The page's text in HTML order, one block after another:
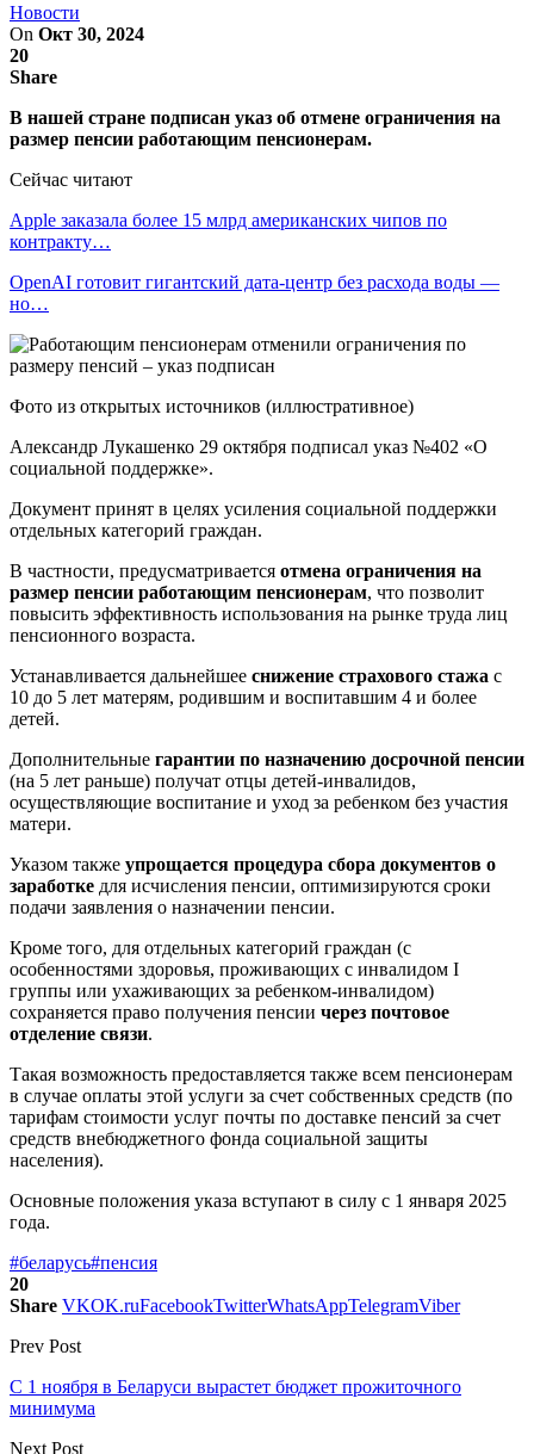
Новости
On Окт 30, 2024
20
Share
В нашей стране подписан указ об отмене ограничения на
размер пенсии работающим пенсионерам.
Сейчас читают
Apple заказала более 15 млрд американских чипов по
контракту…
OpenAI готовит гигантский дата-центр без расхода воды —
но…
Фото из открытых источников (иллюстративное)
Александр Лукашенко 29 октября подписал указ №402 «О
социальной поддержке».
Документ принят в целях усиления социальной поддержки
отдельных категорий граждан.
В частности, предусматривается отмена ограничения на
размер пенсии работающим пенсионерам, что позволит
повысить эффективность использования на рынке труда лиц
пенсионного возраста.
Устанавливается дальнейшее снижение страхового стажа с
10 до 5 лет матерям, родившим и воспитавшим 4 и более
детей.
Дополнительные гарантии по назначению досрочной пенсии
(на 5 лет раньше) получат отцы детей-инвалидов,
осуществляющие воспитание и уход за ребенком без участия
матери.
Указом также упрощается процедура сбора документов о
заработке для исчисления пенсии, оптимизируются сроки
подачи заявления о назначении пенсии.
Кроме того, для отдельных категорий граждан (с
особенностями здоровья, проживающих с инвалидом I
группы или ухаживающих за ребенком-инвалидом)
сохраняется право получения пенсии через почтовое
отделение связи.
Такая возможность предоставляется также всем пенсионерам
в случае оплаты этой услуги за счет собственных средств (по
тарифам стоимости услуг почты по доставке пенсий за счет
средств внебюджетного фонда социальной защиты
населения).
Основные положения указа вступают в силу с 1 января 2025
года.
#беларусь#пенсия
20
Share VKOK.ruFacebookTwitterWhatsAppTelegramViber
Prev Post
С 1 ноября в Беларуси вырастет бюджет прожиточного
минимума
Next Post